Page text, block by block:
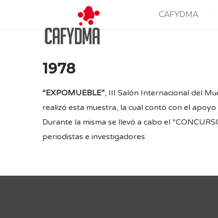
CAFYDMA
1978
“EXPOMUEBLE”, III Salón Internacional del
realizó esta muestra, la cual contó con el
Durante la misma se llevó a cabo el
periodistas e investigadores